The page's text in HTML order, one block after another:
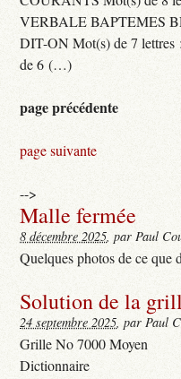
VERBALE BAPTEMES
DIT-ON Mot(s) de 7
de 6 (…)
page précédente
page suivante
-->
Malle fermée
8 décembre 2025, par Paul
Quelques photos de ce que
Solution de la
24 septembre 2025, par Paul
Grille No 7000 Moyen
Dictionnaire